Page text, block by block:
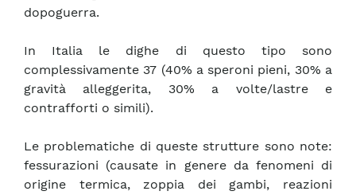
dopoguerra.
In Italia le dighe di questo tipo sono
complessivamente 37 (40% a speroni pieni, 30% a
gravità alleggerita, 30% a volte/lastre e
contrafforti o simili).
Le problematiche di queste strutture sono note:
fessurazioni (causate in genere da fenomeni di
origine termica, zoppia dei gambi, reazioni